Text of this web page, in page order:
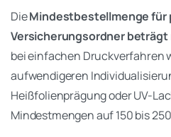
DieMindestbestellmenge für
Versicherungsordner beträgt
bei einfachen Druckverfahren
aufwendigeren
Heißfolienprägung oder UV-
Mindestmengen auf 150 bis